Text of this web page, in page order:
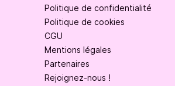
Politique de confidentialité
Politique de cookies
CGU
Mentions légales
Partenaires
Rejoignez-nous !